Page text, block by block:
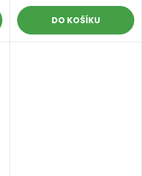
DO KOŠÍKU